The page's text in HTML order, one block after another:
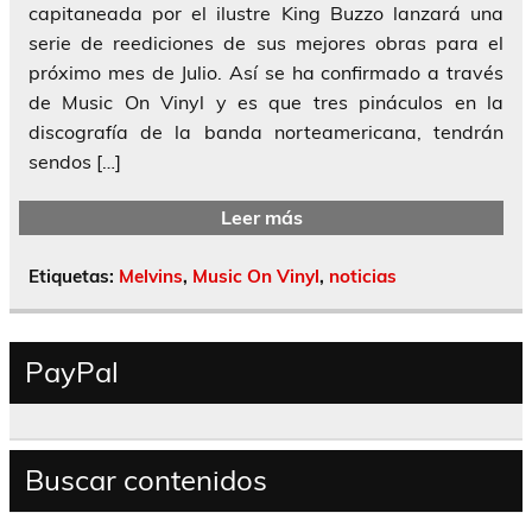
capitaneada por el ilustre King Buzzo lanzará una
serie de reediciones de sus mejores obras para el
próximo mes de Julio. Así se ha confirmado a través
de Music On Vinyl y es que tres pináculos en la
discografía de la banda norteamericana, tendrán
sendos […]
Leer más
Etiquetas: Melvins, Music On Vinyl, noticias
PayPal
Buscar contenidos